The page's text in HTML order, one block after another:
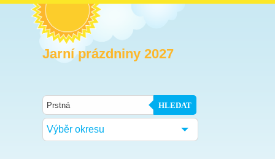
Jarní prázdniny 2027
HLEDAT
Výběr okresu